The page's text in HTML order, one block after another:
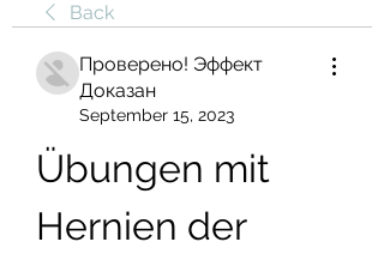
Back
Проверено! Эффект
Доказан
September 15, 2023
Übungen mit
Hernien der